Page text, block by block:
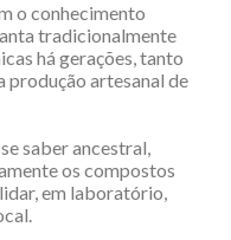
o conhecimento
tradicionalmente
há gerações, tanto
produção artesanal de
saber ancestral,
os compostos
em laboratório,